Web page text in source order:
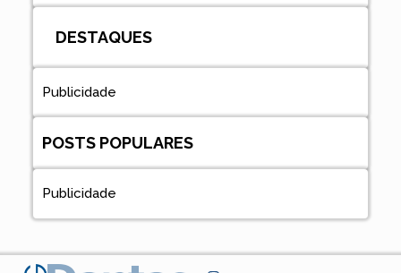
DESTAQUES
Publicidade
POSTS POPULARES
Publicidade